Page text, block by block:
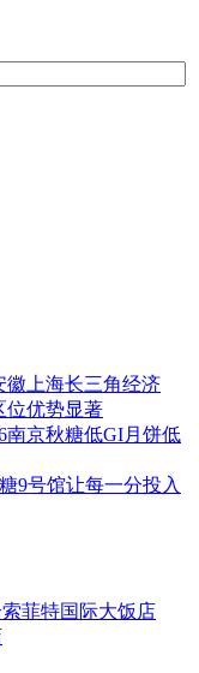
徽上海长三角经济
位优势显著
南京秋糖低GI月饼低
9号馆让每一分投入
菲特国际大饭店